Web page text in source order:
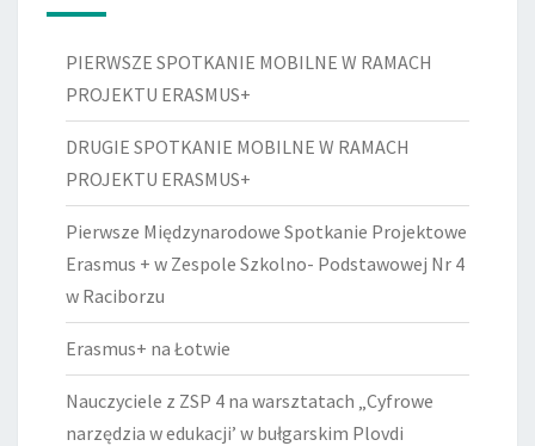
PIERWSZE SPOTKANIE MOBILNE W RAMACH
PROJEKTU ERASMUS+
DRUGIE SPOTKANIE MOBILNE W RAMACH
PROJEKTU ERASMUS+
Pierwsze Międzynarodowe Spotkanie Projektowe
Erasmus + w Zespole Szkolno- Podstawowej Nr 4
w Raciborzu
Erasmus+ na Łotwie
Nauczyciele z ZSP 4 na warsztatach „Cyfrowe
narzędzia w edukacji’ w bułgarskim Plovdi